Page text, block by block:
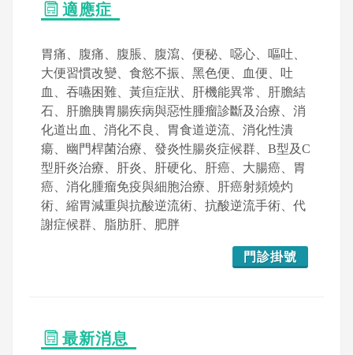
適應症
胃痛、腹痛、腹脹、腹瀉、便秘、噁心、嘔吐、
大便習慣改變、食慾不振、黑色便、血便、吐
血、吞嚥困難、黃疸症狀、肝機能異常、肝膽結
石、肝膽胰胃腸疾病與惡性腫瘤診斷及治療、消
化道出血、消化不良、胃食道逆流、消化性潰
瘍、幽門桿菌治療、發炎性腸炎症候群、B型及C
型肝炎治療、肝炎、肝硬化、肝癌、大腸癌、胃
癌、消化腫瘤免疫與細胞治療、肝癌射頻燒灼
術、縮胃減重與抗酸逆流術、抗酸逆流手術、代
謝症候群、脂肪肝、肥胖
門診掛號
最新消息